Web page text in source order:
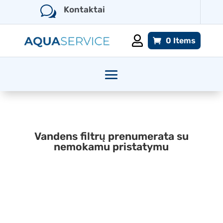
w Kontaktai
 0 Items
Vandens filtrų prenumerata su
nemokamu pristatymu